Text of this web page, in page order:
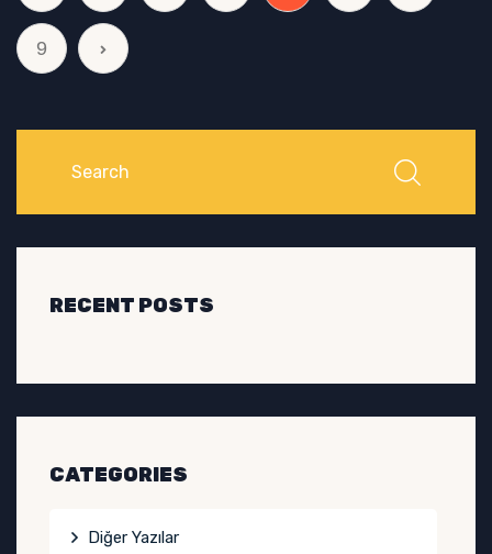
9
RECENT POSTS
CATEGORIES
Diğer Yazılar